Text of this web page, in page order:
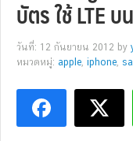
บัตร ใช้ LTE
วันที่: 12 กันยายน 2012 by
หมวดหมู่: apple, iphone,